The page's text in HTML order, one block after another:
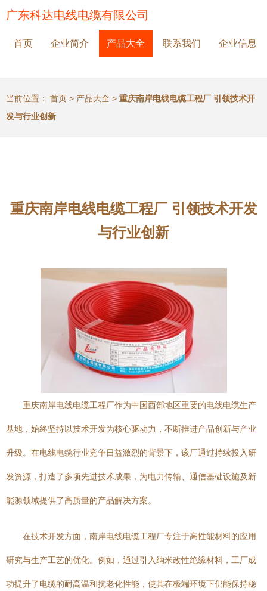
广东科达电线电缆有限公司
首页 企业简介 产品大全 联系我们 企业信息
当前位置： 首页 > 产品大全 > 重庆南岸电线电缆工程厂 引领技术开
发与行业创新
重庆南岸电线电缆工程厂 引领技术开发
与行业创新
重庆南岸电线电缆工程厂作为中国西部地区重要的电线电缆生产
基地，始终坚持以技术开发为核心驱动力，不断推进产品创新与产业
升级。在电线电缆行业竞争日益激烈的背景下，该厂通过持续投入研
发资源，打造了多项先进技术成果，为电力传输、通信基础设施及新
能源领域提供了高质量的产品解决方案。
在技术开发方面，南岸电线电缆工程厂专注于高性能材料的应用
研究与生产工艺的优化。例如，通过引入纳米改性绝缘材料，工厂成
功提升了电缆的耐高温和抗老化性能，使其在极端环境下仍能保持稳